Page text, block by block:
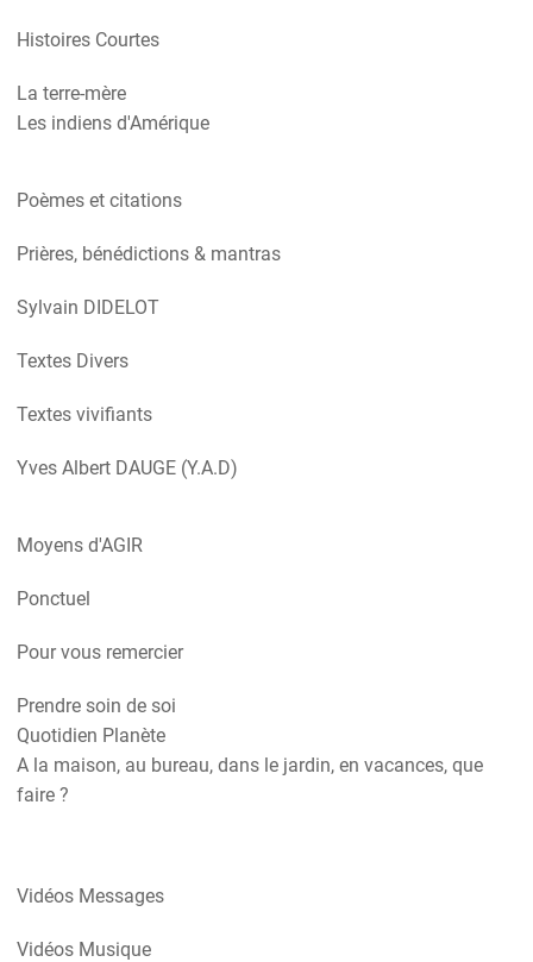
Histoires Courtes
La terre-mère
Les indiens d'Amérique
Poèmes et citations
Prières, bénédictions & mantras
Sylvain DIDELOT
Textes Divers
Textes vivifiants
Yves Albert DAUGE (Y.A.D)
Moyens d'AGIR
Ponctuel
Pour vous remercier
Prendre soin de soi
Quotidien Planète
A la maison, au bureau, dans le jardin, en vacances, que
faire ?
Vidéos Messages
Vidéos Musique